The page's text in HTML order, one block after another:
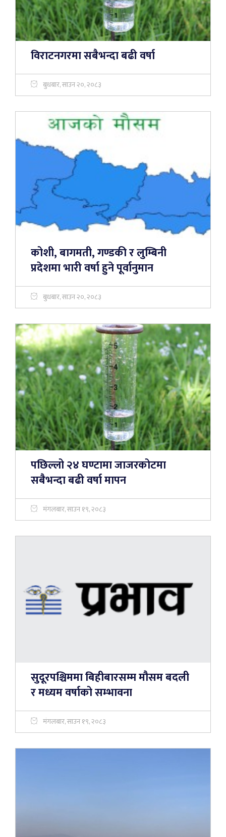
विराटनगरमा सबैभन्दा बढी वर्षा
बुधबार, साउन २०, २०८३
कोशी, बागमती, गण्डकी र लुम्बिनी
प्रदेशमा भारी वर्षा हुने पूर्वानुमान
बुधबार, साउन २०, २०८३
पछिल्लो २४ घण्टामा जाजरकोटमा
सबैभन्दा बढी वर्षा मापन
मंगलबार, साउन १९, २०८३
सुदूरपश्चिममा बिहीबारसम्म मौसम बदली
र मध्यम वर्षाको सम्भावना
मंगलबार, साउन १९, २०८३